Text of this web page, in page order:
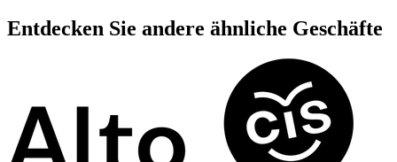
Entdecken Sie andere ähnliche Geschäfte